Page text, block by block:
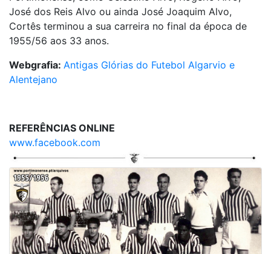
José dos Reis Alvo ou ainda José Joaquim Alvo,
Cortês terminou a sua carreira no final da época de
1955/56 aos 33 anos.
Webgrafia: Antigas Glórias do Futebol Algarvio e
Alentejano
REFERÊNCIAS ONLINE
www.facebook.com